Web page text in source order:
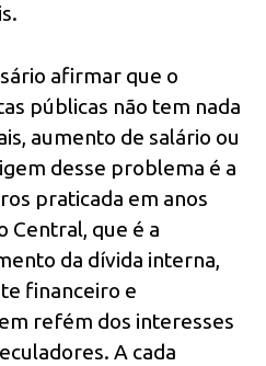
afirmar que o
públicas não tem nada
aumento de salário ou
desse problema é a
praticada em anos
Central, que é a
da dívida interna,
financeiro e
refém dos interesses
A cada